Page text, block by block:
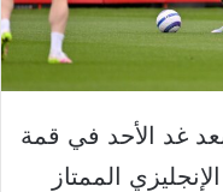
غد الأحد في قمة
بالدوري الإنجليزي الممتاز